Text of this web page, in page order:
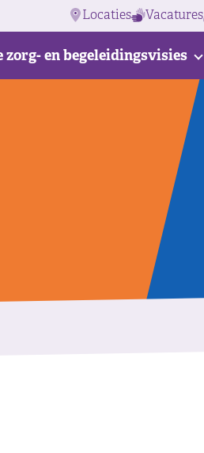
Locaties Vacatures
zorg- en begeleidingsvisies